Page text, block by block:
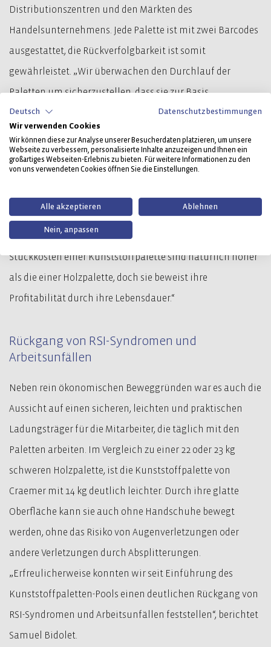
Distributionszentren und den Märkten des
Handelsunternehmens. Jede Palette ist mit zwei Barcodes
ausgestattet, die Rückverfolgbarkeit ist somit
gewährleistet. „Wir überwachen den Durchlauf der
Paletten um sicherzustellen, dass sie zur Basis
zurückkehren“, erklärt Benoït Dubuisson, Logistikleiter für
den Märkten registriert und kehren anschließend in den
Kreislauf zurück. Jede Palette macht etwa einen Umlauf
pro Woche, somit erfassen wir rund 50 Umläufe pro Jahr
und pro Palette. Das passt zu unserer Zielsetzung, nach 2,5
Jahren den Return on Investment zu erreichen. Die
Stückkosten einer Kunststoffpalette sind natürlich höher
als die einer Holzpalette, doch sie beweist ihre
Profitabilität durch ihre Lebensdauer.“
Rückgang von RSI-Syndromen und
Arbeitsunfällen
Neben rein ökonomischen Beweggründen war es auch die
Aussicht auf einen sicheren, leichten und praktischen
Ladungsträger für die Mitarbeiter, die täglich mit den
Paletten arbeiten. Im Vergleich zu einer 22 oder 23 kg
schweren Holzpalette, ist die Kunststoffpalette von
Craemer mit 14 kg deutlich leichter. Durch ihre glatte
Oberfläche kann sie auch ohne Handschuhe bewegt
werden, ohne das Risiko von Augenverletzungen oder
andere Verletzungen durch Absplitterungen.
„Erfreulicherweise konnten wir seit Einführung des
Kunststoffpaletten-Pools einen deutlichen Rückgang von
RSI-Syndromen und Arbeitsunfällen feststellen“, berichtet
Samuel Bidolet.
Deutsch
Datenschutzbestimmungen
Wir verwenden Cookies
Wir können diese zur Analyse unserer Besucherdaten platzieren, um unsere
Webseite zu verbessern, personalisierte Inhalte anzuzeigen und Ihnen ein
großartiges Webseiten-Erlebnis zu bieten. Für weitere Informationen zu den
von uns verwendeten Cookies öffnen Sie die Einstellungen.
Alle akzeptieren Ablehnen
Nein, anpassen